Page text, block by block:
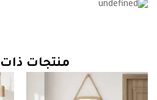
منتجات